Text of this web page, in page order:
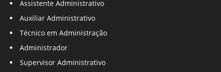
Assistente Administrativo
Auxiliar Administrativo
Técnico em Administração
Administrador
Supervisor Administrativo